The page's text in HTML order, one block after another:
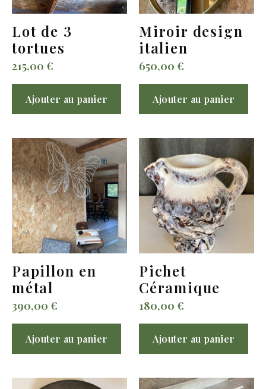
Lot de 3
tortues
215,00€
Ajouter au panier
Miroir design
italien
650,00€
Ajouter au panier
Papillon en
métal
390,00€
Ajouter au panier
Pichet
Céramique
180,00€
Ajouter au panier